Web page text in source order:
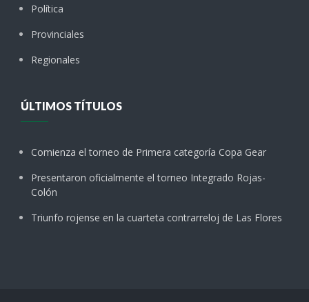
Política
Provinciales
Regionales
ÚLTIMOS TÍTULOS
Comienza el torneo de Primera categoría Copa Gear
Presentaron oficialmente el torneo Integrado Rojas-
Colón
Triunfo rojense en la cuarteta contrarreloj de Las Flores